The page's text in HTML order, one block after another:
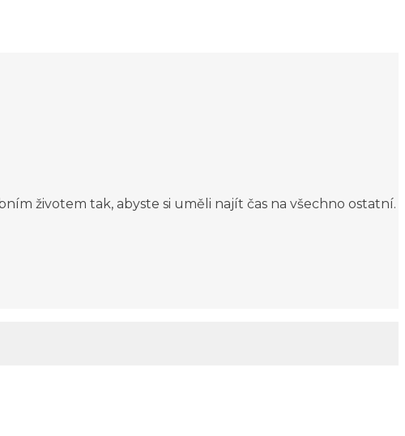
životem tak, abyste si uměli najít čas na všechno ostatní.